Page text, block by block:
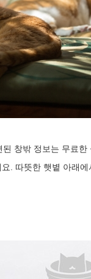
된 창밖 정보는 무
. 따뜻한 햇볕 아래
의 무단전재, 복사,